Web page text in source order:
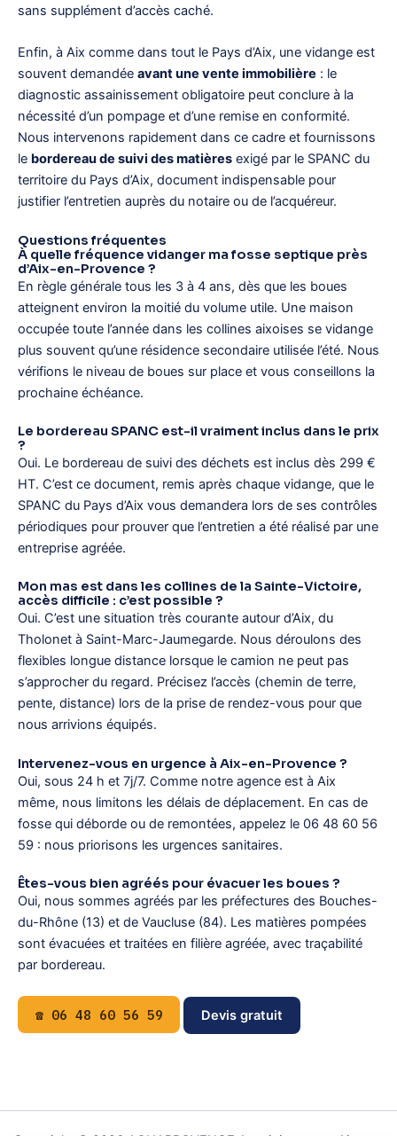
sans supplément d’accès caché.
Enfin, à Aix comme dans tout le Pays d’Aix, une vidange est
souvent demandée avant une vente immobilière : le
diagnostic assainissement obligatoire peut conclure à la
nécessité d’un pompage et d’une remise en conformité.
Nous intervenons rapidement dans ce cadre et fournissons
le bordereau de suivi des matières exigé par le SPANC du
territoire du Pays d’Aix, document indispensable pour
justifier l’entretien auprès du notaire ou de l’acquéreur.
Questions fréquentes
À quelle fréquence vidanger ma fosse septique près
d’Aix-en-Provence ?
En règle générale tous les 3 à 4 ans, dès que les boues
atteignent environ la moitié du volume utile. Une maison
occupée toute l’année dans les collines aixoises se vidange
plus souvent qu’une résidence secondaire utilisée l’été. Nous
vérifions le niveau de boues sur place et vous conseillons la
prochaine échéance.
Le bordereau SPANC est-il vraiment inclus dans le prix
?
Oui. Le bordereau de suivi des déchets est inclus dès 299 €
HT. C’est ce document, remis après chaque vidange, que le
SPANC du Pays d’Aix vous demandera lors de ses contrôles
périodiques pour prouver que l’entretien a été réalisé par une
entreprise agréée.
Mon mas est dans les collines de la Sainte-Victoire,
accès difficile : c’est possible ?
Oui. C’est une situation très courante autour d’Aix, du
Tholonet à Saint-Marc-Jaumegarde. Nous déroulons des
flexibles longue distance lorsque le camion ne peut pas
s’approcher du regard. Précisez l’accès (chemin de terre,
pente, distance) lors de la prise de rendez-vous pour que
nous arrivions équipés.
Intervenez-vous en urgence à Aix-en-Provence ?
Oui, sous 24 h et 7j/7. Comme notre agence est à Aix
même, nous limitons les délais de déplacement. En cas de
fosse qui déborde ou de remontées, appelez le 06 48 60 56
59 : nous priorisons les urgences sanitaires.
Êtes-vous bien agréés pour évacuer les boues ?
Oui, nous sommes agréés par les préfectures des Bouches-
du-Rhône (13) et de Vaucluse (84). Les matières pompées
sont évacuées et traitées en filière agréée, avec traçabilité
par bordereau.
☎ 06 48 60 56 59 Devis gratuit